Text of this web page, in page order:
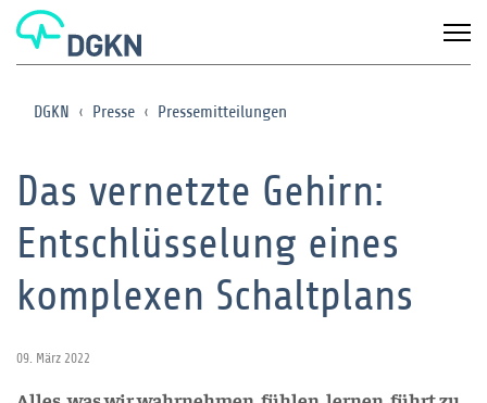
DGKN Presse Pressemitteilungen
Das vernetzte Gehirn:
Entschlüsselung eines
komplexen Schaltplans
09. März 2022